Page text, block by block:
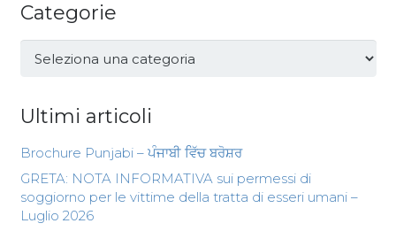
Categorie
Categorie
Ultimi articoli
Brochure Punjabi – ਪੰਜਾਬੀ ਵਿੱਚ ਬਰੋਸ਼ਰ
GRETA: NOTA INFORMATIVA sui permessi di
soggiorno per le vittime della tratta di esseri umani –
Luglio 2026